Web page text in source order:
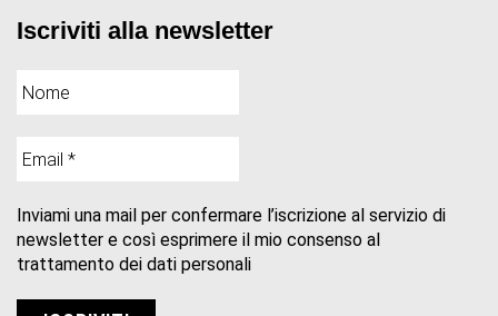
Iscriviti alla newsletter
Inviami una mail per confermare l’iscrizione al servizio di
newsletter e così esprimere il mio consenso al
trattamento dei dati personali